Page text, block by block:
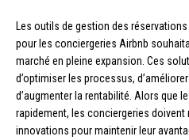
Les outils de gestion des
pour les conciergeries Airbnb
marché en pleine expansion. Ces
d’optimiser les processus,
d’augmenter la rentabilité. Alors que
rapidement, les conciergeries doivent
innovations pour maintenir leur